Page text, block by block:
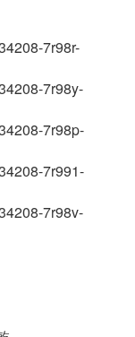
7r98r-
7r98y-
7r98p-
7r991-
7r98v-